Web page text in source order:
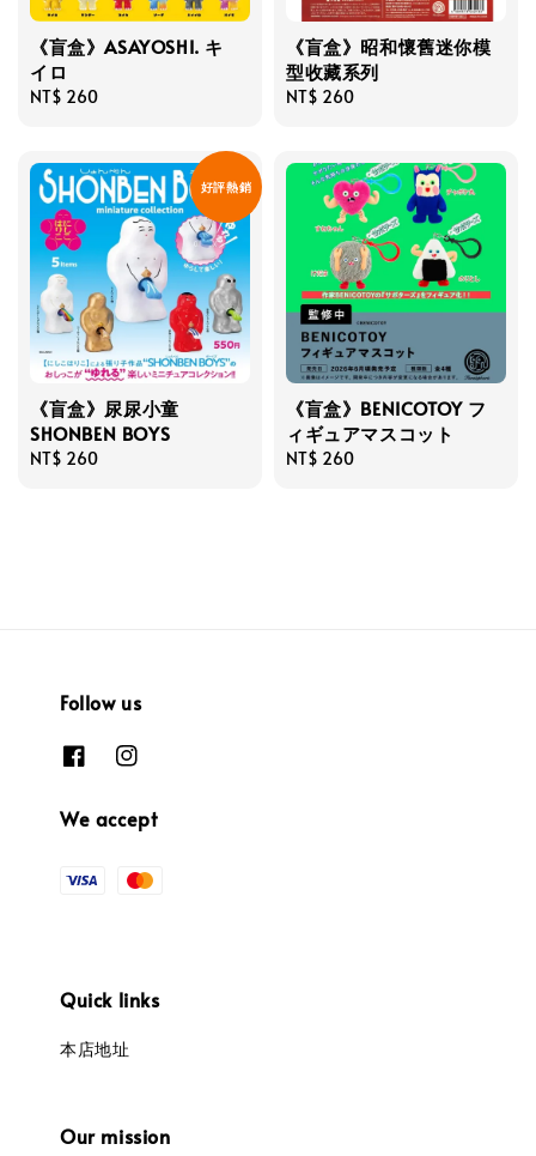
《盲盒》ASAYOSHI. キ
イロ
Regular
NT$ 260
《盲盒》昭和懷舊迷你模
型收藏系列
Regular
NT$ 260
好評熱銷
《盲盒》尿尿小童
SHONBEN BOYS
Regular
NT$ 260
《盲盒》BENICOTOY フ
ィギュアマスコット
Regular
NT$ 260
Follow us
We accept
Quick links
本店地址
Our mission